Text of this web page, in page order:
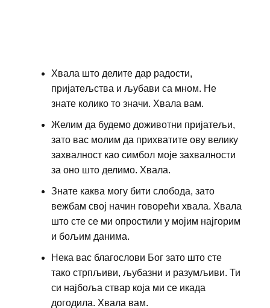
Хвала што делите дар радости,
пријатељства и љубави са мном. Не
знате колико то значи. Хвала вам.
Желим да будемо доживотни пријатељи,
зато вас молим да прихватите ову велику
захвалност као симбол моје захвалности
за оно што делимо. Хвала.
Знате каква могу бити слобода, зато
вежбам свој начин говорећи хвала. Хвала
што сте се ми опростили у мојим најгорим
и бољим данима.
Нека вас благослови Бог зато што сте
тако стрпљиви, љубазни и разумљиви. Ти
си најбоља ствар која ми се икада
догодила. Хвала вам.